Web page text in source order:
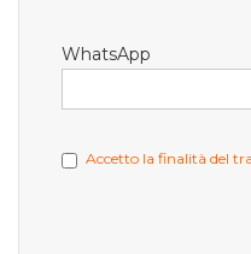
WhatsApp
Accetto la finalità del